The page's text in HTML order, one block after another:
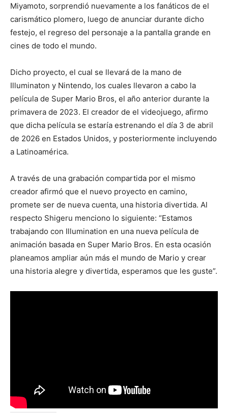
Miyamoto, sorprendió nuevamente a los fanáticos de el
carismático plomero, luego de anunciar durante dicho
festejo, el regreso del personaje a la pantalla grande en
cines de todo el mundo.
Dicho proyecto, el cual se llevará de la mano de
Illuminaton y Nintendo, los cuales llevaron a cabo la
película de Super Mario Bros, el año anterior durante la
primavera de 2023. El creador de el videojuego, afirmo
que dicha película se estaría estrenando el día 3 de abril
de 2026 en Estados Unidos, y posteriormente incluyendo
a Latinoamérica.
A través de una grabación compartida por el mismo
creador afirmó que el nuevo proyecto en camino,
promete ser de nueva cuenta, una historia divertida. Al
respecto Shigeru menciono lo siguiente: “Estamos
trabajando con Illumination en una nueva película de
animación basada en Super Mario Bros. En esta ocasión
planeamos ampliar aún más el mundo de Mario y crear
una historia alegre y divertida, esperamos que les guste”.